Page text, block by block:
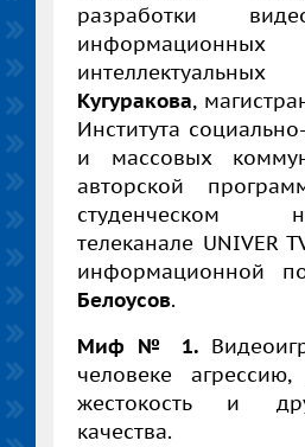
разработки
Кугуракова,
Института
и массовых
авторской
студенческом
телеканале UNIVER
информационной
Белоусов.
Миф № 1.
человеке
жестокость и
качества.